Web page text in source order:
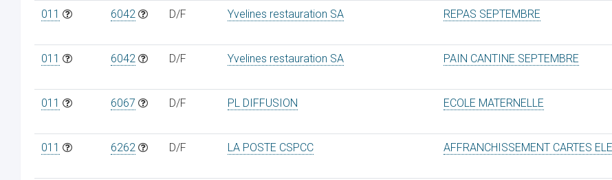
011 6042 D/F Yvelines restauration SA REPAS SEPTEMBRE
011 6042 D/F Yvelines restauration SA PAIN CANTINE SEPTEMBRE
011 6067 D/F PL DIFFUSION ECOLE MATERNELLE
011 6262 D/F LA POSTE CSPCC AFFRANCHISSEMENT CARTES